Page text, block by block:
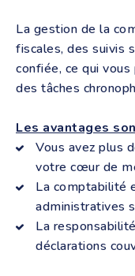
La gestion de la
fiscales, des suivis
confiée, ce qui
des tâches
Les avantages
Vous avez plus
votre cœur de
La comptabilité
administratives
La
déclarations